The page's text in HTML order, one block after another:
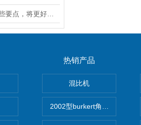
热销产品
混比机
2002型burkert角座阀